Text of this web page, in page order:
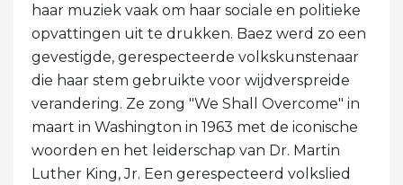
haar muziek vaak om haar sociale en politieke
opvattingen uit te drukken. Baez werd zo een
gevestigde, gerespecteerde volkskunstenaar
die haar stem gebruikte voor wijdverspreide
verandering. Ze zong "We Shall Overcome" in
maart in Washington in 1963 met de iconische
woorden en het leiderschap van Dr. Martin
Luther King, Jr. Een gerespecteerd volkslied